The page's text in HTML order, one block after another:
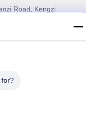
Road, Kengzi
for?